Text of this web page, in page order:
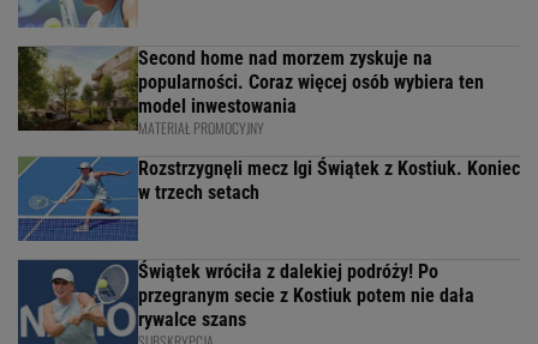
Second home nad morzem zyskuje na
popularności. Coraz więcej osób wybiera ten
model inwestowania
MATERIAŁ PROMOCYJNY
Rozstrzygnęli mecz Igi Świątek z Kostiuk. Koniec
w trzech setach
Świątek wróciła z dalekiej podróży! Po
przegranym secie z Kostiuk potem nie dała
rywalce szans